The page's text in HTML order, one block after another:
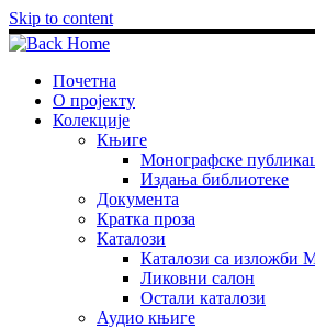
Skip to content
Почетна
О пројекту
Колекције
Књиге
Монографске
Издања библиотеке
Документа
Кратка проза
Каталози
Каталози са изложби
Ликовни салон
Остали каталози
Аудио књиге